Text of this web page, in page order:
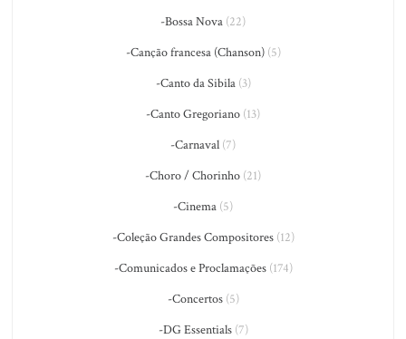
-Bossa Nova (22)
-Canção francesa (Chanson)(5)
-Canto da Sibila(3)
-Canto Gregoriano (13)
-Carnaval (7)
-Choro / Chorinho (21)
-Cinema (5)
-Coleção Grandes Compositores(12)
-Comunicados e Proclamações(174)
-Concertos(5)
-DG Essentials(7)